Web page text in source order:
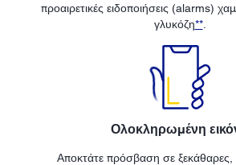
προαιρετικές ειδοποιήσεις (alarms)
γλυκόζη**.
Ολοκληρωμένη
Αποκτάτε πρόσβαση σε ξεκάθαρες,